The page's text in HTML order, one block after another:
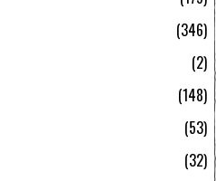
346
2
148
53
32